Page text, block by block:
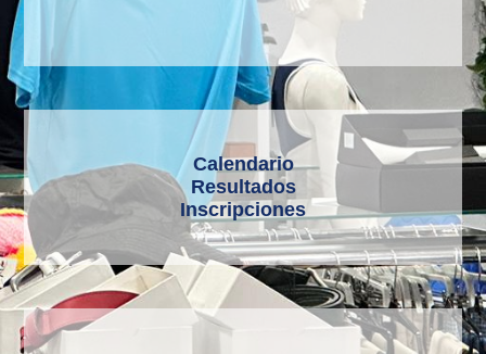
Calendario
Resultados
Inscripciones